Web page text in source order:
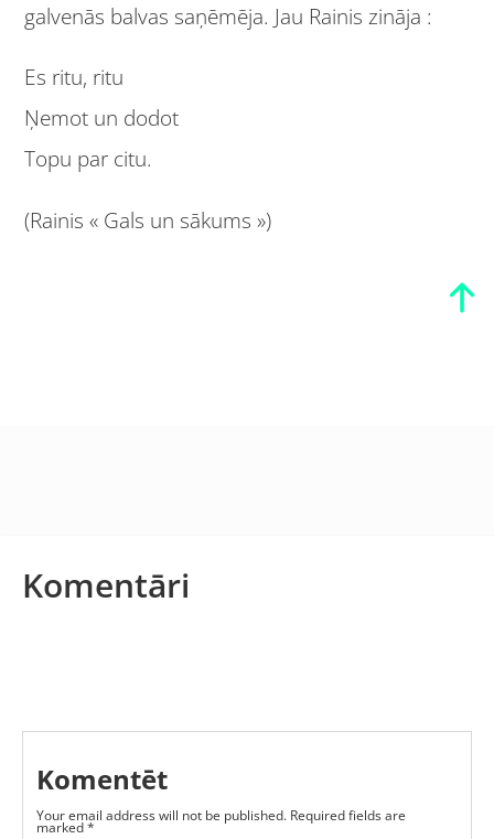
galvenās balvas saņēmēja. Jau Rainis zināja :
Es ritu, ritu
Ņemot un dodot
Topu par citu.
(Rainis « Gals un sākums »)
Komentāri
Komentēt
Your email address will not be published. Required fields are
marked*